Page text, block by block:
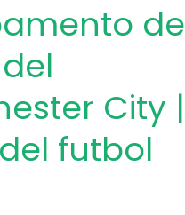
de
City |
futbol